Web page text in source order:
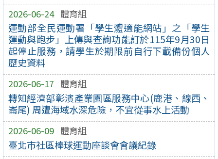
2026-06-24 體育組
運動部全民運動署「學生體適能網站」之「學生
運動與跑步」上傳與查詢功能訂於115年9月30日
起停止服務，請學生於期限前自行下載備份個人
歷史資料
2026-06-17 體育組
轉知經濟部彰濱產業園區服務中心(鹿港、線西、
崙尾) 周遭海域水深危險，不宜從事水上活動
2026-06-09 體育組
臺北市社區棒球運動座談會會議紀錄